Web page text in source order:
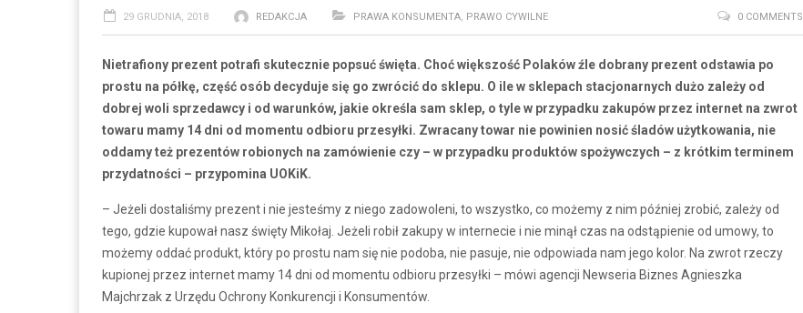
29 GRUDNIA, 2018 REDAKCJA PRAWA KONSUMENTA PRAWO CYWILNE 0 COMMENTS
Nietrafiony prezent potrafi skutecznie popsuć święta. Choć większość Polaków źle dobrany prezent odstawia po
prostu na półkę, część osób decyduje się go zwrócić do sklepu. O ile w sklepach stacjonarnych dużo zależy od
dobrej woli sprzedawcy i od warunków, jakie określa sam sklep, o tyle w przypadku zakupów przez internet na zwrot
towaru mamy 14 dni od momentu odbioru przesyłki. Zwracany towar nie powinien nosić śladów użytkowania, nie
oddamy też prezentów robionych na zamówienie czy – w przypadku produktów spożywczych – z krótkim terminem
przydatności – przypomina UOKiK.
– Jeżeli dostaliśmy prezent i nie jesteśmy z niego zadowoleni, to wszystko, co możemy z nim później zrobić, zależy od
tego, gdzie kupował nasz święty Mikołaj. Jeżeli robił zakupy w internecie i nie minął czas na odstąpienie od umowy, to
możemy oddać produkt, który po prostu nam się nie podoba, nie pasuje, nie odpowiada nam jego kolor. Na zwrot rzeczy
kupionej przez internet mamy 14 dni od momentu odbioru przesyłki – mówi agencji Newseria Biznes Agnieszka
Majchrzak z Urzędu Ochrony Konkurencji i Konsumentów.